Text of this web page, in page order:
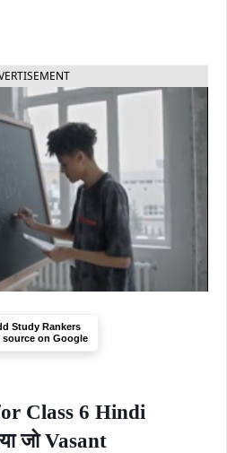
Study Rankers
source on Google
Class 6 Hindi
जो Vasant